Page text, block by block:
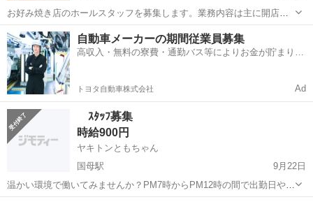
お好み焼き店のホールスタッフを募集します。業務内容は主に開店準
備、配膳、ドリンク作り、皿洗いなどをお願いします。勤務時間は5：
00～1：00(曜日により前後あり、要相談)となっており、シフト曜日固
定で週２日以上入って頂ける方...
山梨 甲府市 居酒屋
自動車メーカーの期間従業員募集
高収入・無料の寮費・通勤バス等によりお金が貯まりや
トヨタ自動車株式会社 Ad
ｽﾀｯﾌ募集
時給900円
ヤキトンともちゃん
国母駅
9月22日
温かい環境で働いてみませんか？PM7時からPM12時の間で出勤日や時
間帯は希望になるべく沿うようにシフト組みます ＜食事付＞